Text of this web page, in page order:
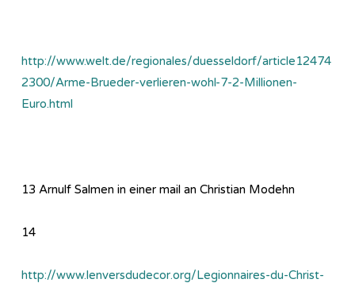
http://www.welt.de/regionales/duesseldorf/article12474
2300/Arme-Brueder-verlieren-wohl-7-2-Millionen-
Euro.html
13 Arnulf Salmen in einer mail an Christian Modehn
14
http://www.lenversdudecor.org/Legionnaires-du-Christ-